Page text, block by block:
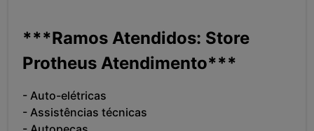
***Ramos Atendidos: Store
Protheus Atendimento***
- Auto-elétricas
- Assistências técnicas